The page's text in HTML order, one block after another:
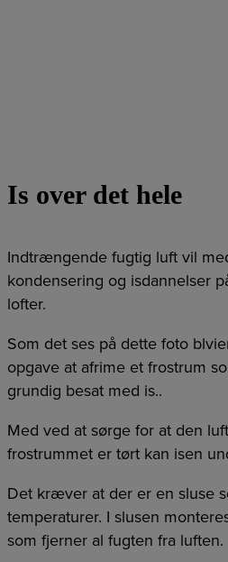
Is over det hele
Indtrængende fugtig luft vil
kondensering og isdannelser
lofter.
Som det ses på dette foto
opgave at afrime et frostrum
grundig besat med is..
Med ved at sørge for at den
frostrummet er tørt kan isen
Det kræver at der er en sluse
temperaturer. I slusen
som fjerner al fugten fra luften.